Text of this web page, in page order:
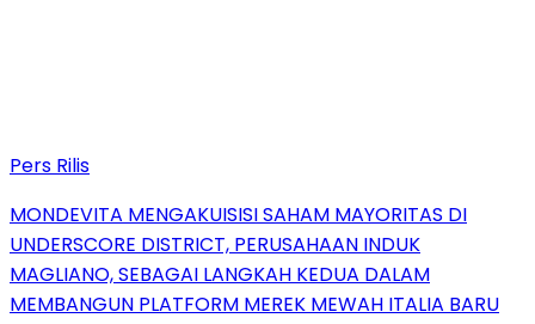
Pers Rilis
MONDEVITA MENGAKUISISI SAHAM MAYORITAS DI
UNDERSCORE DISTRICT, PERUSAHAAN INDUK
MAGLIANO, SEBAGAI LANGKAH KEDUA DALAM
MEMBANGUN PLATFORM MEREK MEWAH ITALIA BARU